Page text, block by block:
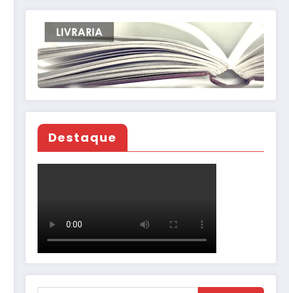
Destaque